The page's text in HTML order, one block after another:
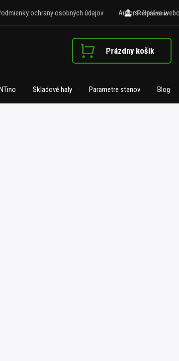
ochrany osobných údajov Autorské práva
Prihlásenie
Nákupný košíkPrázdny košík
Skladové haly Parametre stanov Blog